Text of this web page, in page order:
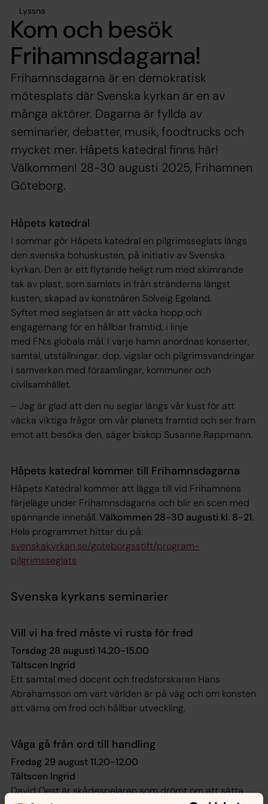
Lyssna
Kom och besök
Frihamnsdagarna!
Frihamnsdagarna är en demokratisk
mötesplats där Svenska kyrkan är en av
många aktörer. Dagarna är fyllda av
seminarier, debatter, musik, foodtrucks och
mycket mer. Håpets katedral finns här!
Välkommen! 28-30 augusti 2025, Frihamnen
Göteborg.
Håpets katedral
I sommar gör Håpets katedral en pilgrimsseglats längs
den svenska bohuskusten, på initiativ av Svenska
kyrkan. Den är ett flytande heligt rum med skimrande
tak av plast, som samlats in från stränderna längst
kusten, skapad av konstnären Solveig Egeland.
Syftet med seglatsen är att väcka hopp och
engagemang för en hållbar framtid, i linje
med FN:s globala mål. I varje hamn anordnas konserter,
samtal, utställningar, dop, vigslar och pilgrimsvandringar
i samverkan med församlingar, kommuner och
civilsamhället.
– Jag är glad att den nu seglar längs vår kust för att
väcka viktiga frågor om vår planets framtid och ser fram
emot att besöka den, säger biskop Susanne Rappmann.
Håpets katedral kommer till Frihamnsdagarna
Håpets Katedral kommer att lägga till vid Frihamnens
färjeläge under Frihamnsdagarna och blir en scen med
spännande innehåll. Välkommen 28-30 augusti kl. 8-21.
Hela programmet hittar du på:
svenskakyrkan.se/goteborgsstift/program-
pilgrimsseglats
Svenska kyrkans seminarier
Vill vi ha fred måste vi rusta för fred
Torsdag 28 augusti 14.20-15.00
Tältscen Ingrid
Ett samtal med docent och fredsforskaren Hans
Abrahamsson om vart världen är på väg och om konsten
att värna om fred och hållbar utveckling.
Våga gå från ord till handling
Fredag 29 august 11.20-12.00
Tältscen Ingrid
David Oest är skådespelaren som drömt om att sätta